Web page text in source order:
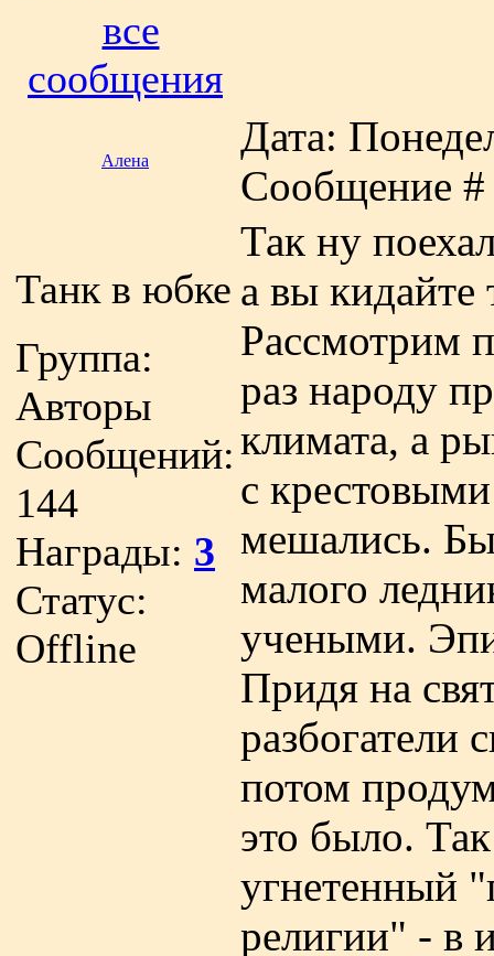
все
сообщения
Алена
Дата:
Сообщение
Танк в юбке
Группа:
Авторы
Сообщений:
144
Награды: 3
Статус:
Offline
Так ну
а вы кидайте
Рассмотрим
раз народу
климата, а
с
мешались.
малого
учеными.
Придя на
разбогатели
потом
это было.
угнетенный
религии" - в